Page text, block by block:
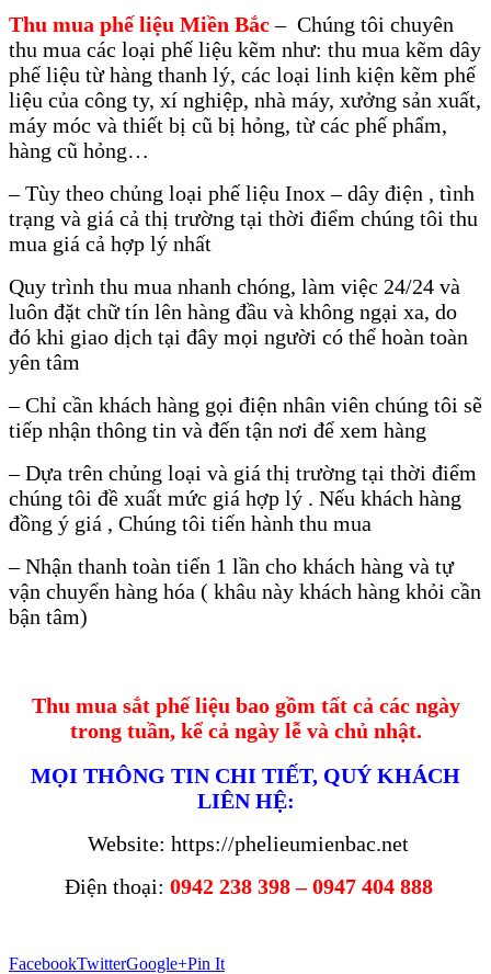
Thu mua phế liệu Miền Bắc– Chúng tôi chuyên
thu mua các loại phế liệu kẽm như: thu mua kẽm dây
phế liệu từ hàng thanh lý, các loại linh kiện kẽm phế
liệu của công ty, xí nghiệp, nhà máy, xưởng sản xuất,
máy móc và thiết bị cũ bị hỏng, từ các phế phẩm,
hàng cũ hỏng…
– Tùy theo chủng loại phế liệu Inox – dây điện , tình
trạng và giá cả thị trường tại thời điểm chúng tôi thu
mua giá cả hợp lý nhất
Quy trình thu mua nhanh chóng, làm việc 24/24 và
luôn đặt chữ tín lên hàng đầu và không ngại xa, do
đó khi giao dịch tại đây mọi người có thể hoàn toàn
yên tâm
– Chỉ cần khách hàng gọi điện nhân viên chúng tôi sẽ
tiếp nhận thông tin và đến tận nơi để xem hàng
– Dựa trên chủng loại và giá thị trường tại thời điểm
chúng tôi đề xuất mức giá hợp lý . Nếu khách hàng
đồng ý giá , Chúng tôi tiến hành thu mua
– Nhận thanh toàn tiến 1 lần cho khách hàng và tự
vận chuyển hàng hóa ( khâu này khách hàng khỏi cần
bận tâm)
Thu mua sắt phế liệu bao gồm tất cả các ngày
trong tuần, kể cả ngày lễ và chủ nhật.
MỌI THÔNG TIN CHI TIẾT, QUÝ KHÁCH
LIÊN HỆ:
Website: https://phelieumienbac.net
Điện thoại: 0942 238 398 – 0947 404 888
FacebookTwitterGoogle+Pin It